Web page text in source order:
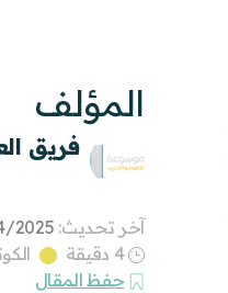
المؤلف
فريق
آخر تحديث: 2025
4 دقيقة
حفظ المقال